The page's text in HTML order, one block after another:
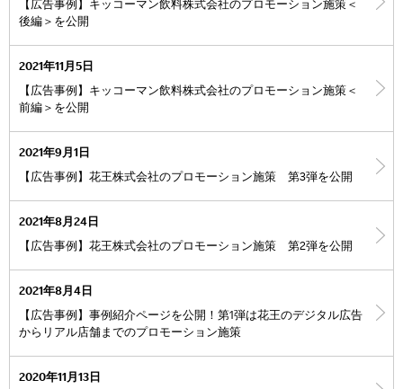
【広告事例】キッコーマン飲料株式会社のプロモーション施策＜
後編＞を公開
2021年11月5日
【広告事例】キッコーマン飲料株式会社のプロモーション施策＜
前編＞を公開
2021年9月1日
【広告事例】花王株式会社のプロモーション施策 第3弾を公開
2021年8月24日
【広告事例】花王株式会社のプロモーション施策 第2弾を公開
2021年8月4日
【広告事例】事例紹介ページを公開！第1弾は花王のデジタル広告
からリアル店舗までのプロモーション施策
2020年11月13日